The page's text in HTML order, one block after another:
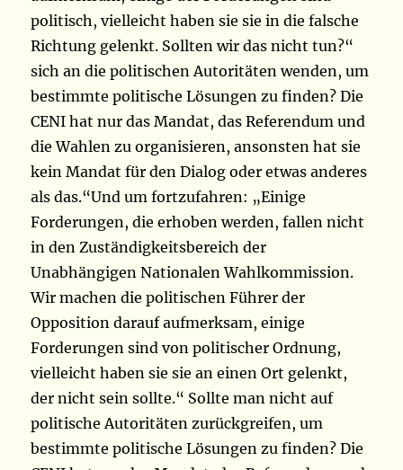
politisch, vielleicht haben sie sie in die falsche
Richtung gelenkt. Sollten wir das nicht tun?“
sich an die politischen Autoritäten wenden, um
bestimmte politische Lösungen zu finden? Die
CENI hat nur das Mandat, das Referendum und
die Wahlen zu organisieren, ansonsten hat sie
kein Mandat für den Dialog oder etwas anderes
als das.“Und um fortzufahren: „Einige
Forderungen, die erhoben werden, fallen nicht
in den Zuständigkeitsbereich der
Unabhängigen Nationalen Wahlkommission.
Wir machen die politischen Führer der
Opposition darauf aufmerksam, einige
Forderungen sind von politischer Ordnung,
vielleicht haben sie sie an einen Ort gelenkt,
der nicht sein sollte.“ Sollte man nicht auf
politische Autoritäten zurückgreifen, um
bestimmte politische Lösungen zu finden? Die